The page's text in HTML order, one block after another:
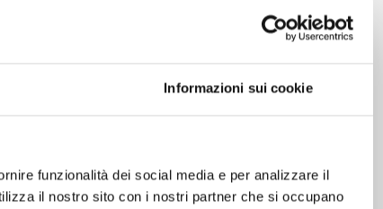
Informazioni sui cookie
funzionalità dei social media e per analizzare il
il nostro sito con i nostri partner che si occupano